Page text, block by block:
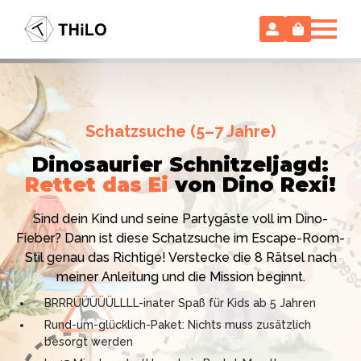
Hollywood-Action im
Kinderzimmer – ohne
Vorbereitungsstress!
Ich bin THiLO, "Dein SPIEGEL"-Bestseller-Autor und
TV-Profi (ZDF "1, 2 oder 3"). Entdecke jetzt meine
Schatzsuchen und Escape Rooms zum Sofort-
Download. Und natürlich meine Ebooks.
Schatzsuche (5–7 Jahre)
Dinosaurier Schnitzeljagd:
Rettet das Ei von Dino Rexi!
Sind dein Kind und seine Partygäste voll im Dino-
Fieber? Dann ist diese Schatzsuche im Escape-Room-
Stil genau das Richtige! Verstecke die 8 Rätsel nach
meiner Anleitung und die Mission beginnt.
BRRRÜÜÜÜÜLLLL-inater Spaß für Kids ab 5 Jahren
Rund-um-glücklich-Paket: Nichts muss zusätzlich
besorgt werden
Escape Room (ab 8 oder 12 Jahre)
Locked-up Agents: Im Labor
des Virologen
Das gab es noch nie: Verwandele dein Zuhause in ein
High-Tech Labor! Unser 24-seitiges PDF enthält alles:
Mission, Agentenausweise, Rätsel und Requisiten.
Knackt den Fall in 90 Minuten!
Kniffliger Rätselspaß für 2 bis 6 Spieler (8 - 11 oder 12–
99 Jahre)
Professionelles PDF: Agentenausweise & Schilder
inklusive